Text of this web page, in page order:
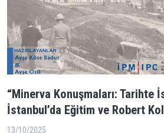
“Minerva Konuşmaları: Tarihte
İstanbul’da Eğitim ve Robert
13/10/2025